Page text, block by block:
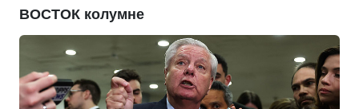
ВОСТОК колумне